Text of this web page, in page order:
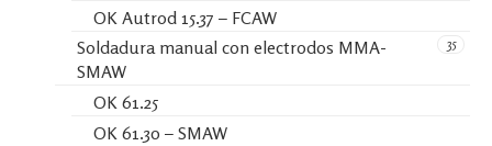
OK Autrod 15.37 – FCAW
35
Soldadura manual con electrodos MMA-
SMAW
OK 61.25
OK 61.30 – SMAW